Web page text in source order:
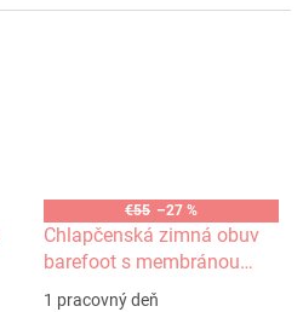
€55 –27 %
Chlapčenská zimná obuv
barefoot s membránou
Daryk Black Protetika
1 pracovný deň